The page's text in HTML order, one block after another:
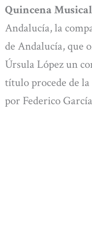
Quincena Musical
Andalucía, la
de Andalucía, que
Úrsula López un
título procede de
por Federico